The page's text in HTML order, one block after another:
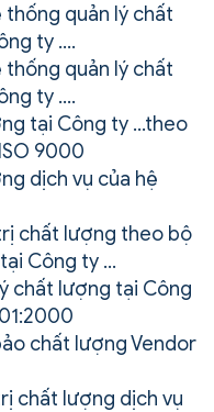
thống quản lý chất
ty ….
thống quản lý chất
ty ….
tại Công ty …theo
9000
dịch vụ của hệ
chất lượng theo bộ
Công ty …
chất lượng tại Công
chất lượng Vendor
chất lượng dịch vụ